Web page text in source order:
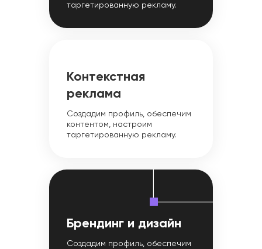
таргетированную рекламу.
Контекстная
реклама
Создадим профиль, обеспечим
контентом, настроим
таргетированную рекламу.
Брендинг и дизайн
Создадим профиль, обеспечим